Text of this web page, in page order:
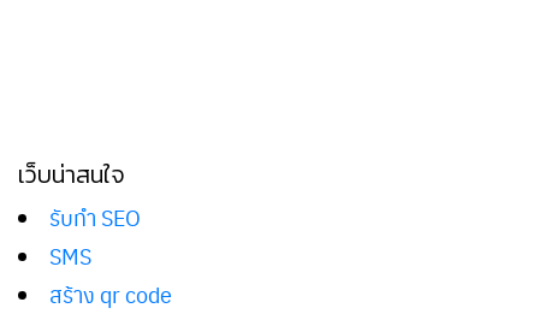
เว็บน่าสนใจ
รับทำ SEO
SMS
สร้าง qr code